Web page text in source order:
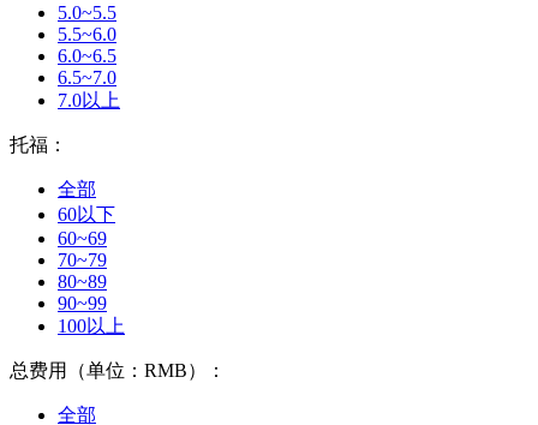
5.0~5.5
5.5~6.0
6.0~6.5
6.5~7.0
7.0以上
托福：
全部
60以下
60~69
70~79
80~89
90~99
100以上
总费用（单位：RMB）：
全部